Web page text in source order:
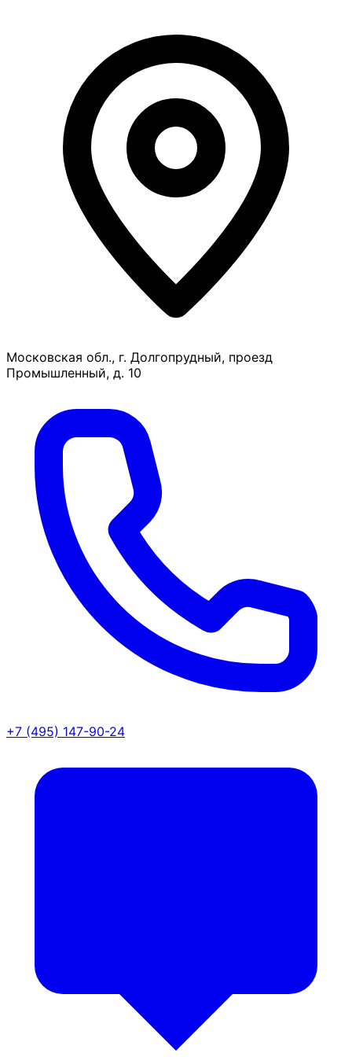
Московская обл., г. Долгопрудный, проезд
Промышленный, д. 10
+7 (495) 147-90-24